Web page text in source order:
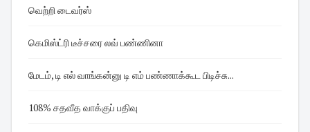
வெற்றி டைவர்ஸ்
கெமிஸ்ட்ரி டீச்சரை லவ் பண்ணினா
மேடம், டி எல் வாங்கன்னு டி எம் பண்ணாக்கூட பிடிச்சு...
108% சதவீத வாக்குப் பதிவு